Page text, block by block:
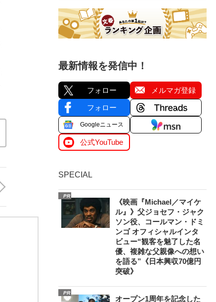
最新情報を発信中！
フォロー メルマガ登録
フォロー
Googleニュース
公式YouTube
SPECIAL
PR
《映画『Michael／マイケ
ル』》父ジョセフ・ジャク
ソン役、コールマン・ドミ
ンゴ オフィシャルインタ
ビュー“観客を魅了した名
優、複雑な父親像への想い
を語る”《日本興収70億円
突破》
PR
オープン1周年を記念した